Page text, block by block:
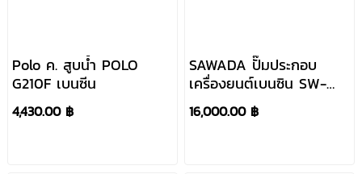
Polo ค. สูบน้ำ POLO
G210F เบนซีน
4,430.00 ฿
SAWADA ปั๊มประกอบ
เครื่องยนต์เบนซิน SW-
100HV
16,000.00 ฿